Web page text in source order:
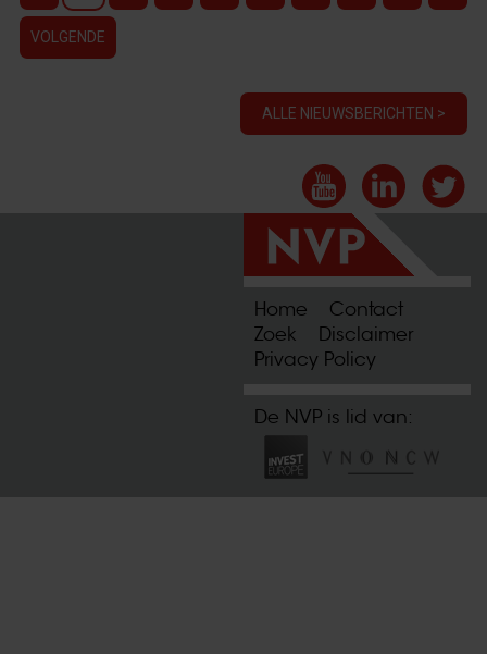
VOLGENDE
ALLE NIEUWSBERICHTEN >
Home
Contact
Zoek
Disclaimer
Privacy Policy
De NVP is lid van: